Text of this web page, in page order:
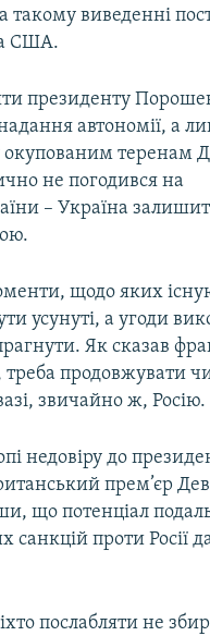
такому виведенні
США.
президенту
автономії, а
окупованим теренам
не погодився на
– Україна
щодо яких
усунуті, а угоди
Як сказав
продовжувати
звичайно ж, Росію.
недовіру до
прем’єр
що потенціал
санкцій проти Росії
послабляти не